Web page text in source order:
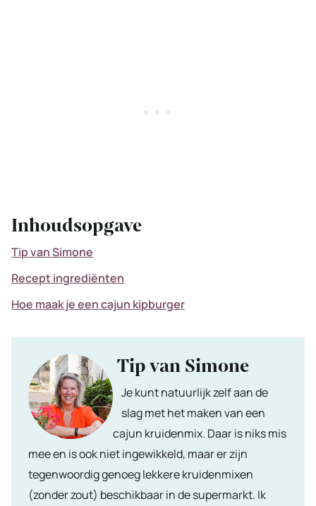
Inhoudsopgave
Tip van Simone
Recept ingrediënten
Hoe maak je een cajun kipburger
Tip van Simone
Je kunt natuurlijk zelf aan de
slag met het maken van een
cajun kruidenmix. Daar is niks mis
mee en is ook niet ingewikkeld, maar er zijn
tegenwoordig genoeg lekkere kruidenmixen
(zonder zout) beschikbaar in de supermarkt. Ik